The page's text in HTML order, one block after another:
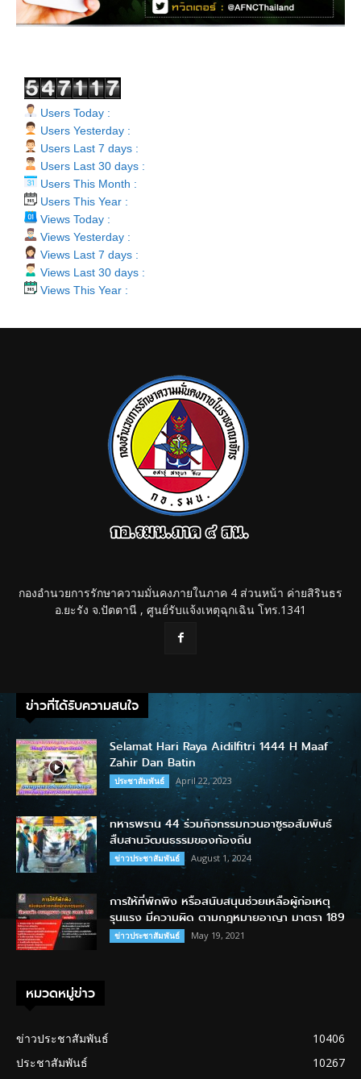
Users Today :
Users Yesterday :
Users Last 7 days :
Users Last 30 days :
Users This Month :
Users This Year :
Views Today :
Views Yesterday :
Views Last 7 days :
Views Last 30 days :
Views This Year :
กองอำนวยการรักษาความมั่นคงภายในภาค 4 ส่วนหน้า ค่ายสิรินธร
อ.ยะรัง จ.ปัตตานี , ศูนย์รับแจ้งเหตุฉุกเฉิน โทร.1341
ข่าวที่ได้รับความสนใจ
Selamat Hari Raya Aidilfitri 1444 H Maaf
Zahir Dan Batin
ประชาสัมพันธ์ April 22, 2023
ทหารพราน 44 ร่วมกิจกรรมกวนอาซูรอสัมพันธ์
สืบสานวัฒนธรรมของท้องถิ่น
ข่าวประชาสัมพันธ์ August 1, 2024
การให้ที่พักพิง หรือสนับสนุนช่วยเหลือผู้ก่อเหตุ
รุนแรง มีความผิด ตามกฎหมายอาญา มาตรา 189
ข่าวประชาสัมพันธ์ May 19, 2021
หมวดหมู่ข่าว
ข่าวประชาสัมพันธ์
10406
ประชาสัมพันธ์
10267